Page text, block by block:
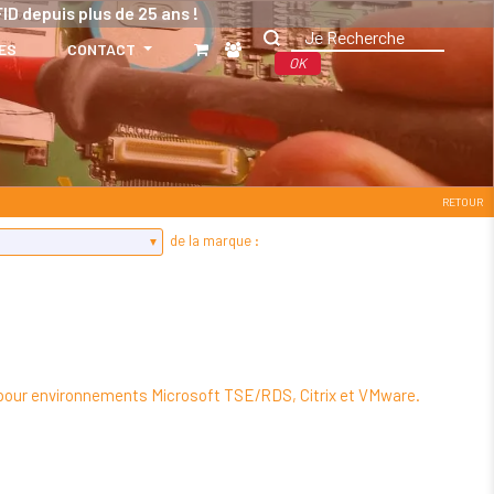
depuis plus de 25 ans !
CONTACT
OK
RETOUR
de la marque :
environnements Microsoft TSE/RDS, Citrix et VMware.